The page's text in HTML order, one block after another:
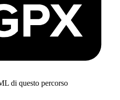
di questo percorso